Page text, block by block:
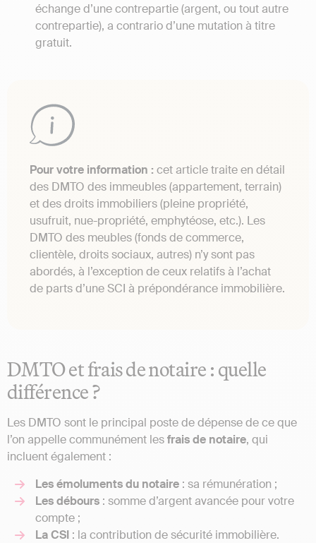
échange d’une contrepartie (argent, ou tout autre
contrepartie), a contrario d’une mutation à titre
gratuit.
Pour votre information : cet article traite en détail
des DMTO des immeubles (appartement, terrain)
et des droits immobiliers (pleine propriété,
usufruit, nue-propriété, emphytéose, etc.). Les
DMTO des meubles (fonds de commerce,
clientèle, droits sociaux, autres) n’y sont pas
abordés, à l’exception de ceux relatifs à l’achat
de parts d’une SCI à prépondérance immobilière.
DMTO et frais de notaire : quelle
différence ?
Les DMTO sont le principal poste de dépense de ce que
l’on appelle communément lesfrais de notaire, qui
incluent également :
Les émoluments du notaire : sa rémunération ;
Les débours : somme d’argent avancée pour votre
compte ;
La CSI : la contribution de sécurité immobilière.